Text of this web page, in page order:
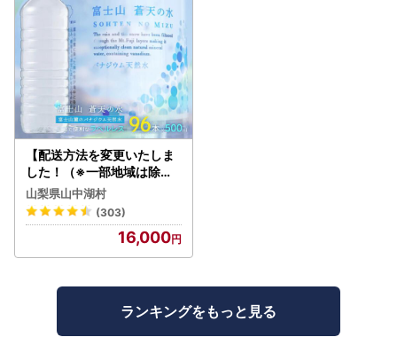
【配送方法を変更いたしま
した！（※一部地域は除く
）】＜ラベルレス＞富士山
蒼天の水 500ml×96本（４
ケース）YC001
山梨県山中湖村
(303)
16,000
ランキングをもっと見る